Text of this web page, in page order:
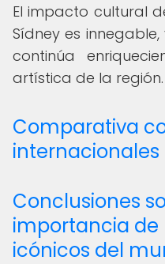
El impacto cultural
Sídney es
continúa
artística de la región.
Comparativa
internacionales
Conclusiones
importancia de
icónicos del